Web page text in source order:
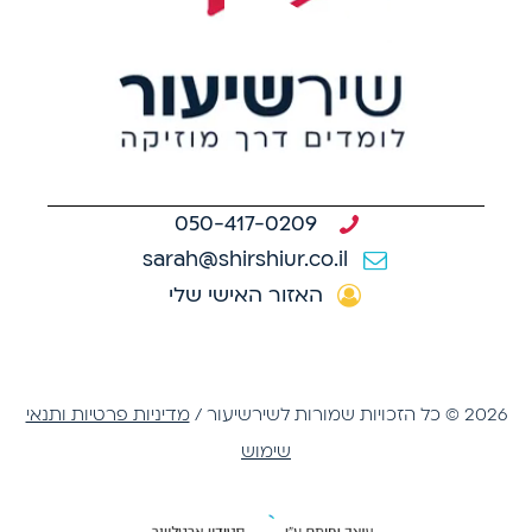
050-417-0209
sarah@shirshiur.co.il
האזור האישי שלי
2026 © כל הזכויות שמורות לשירשיעור /
מדיניות פרטיות ותנאי
שימוש